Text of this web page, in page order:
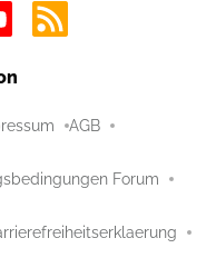
AGB
Forum